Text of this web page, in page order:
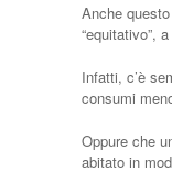
Anche
“equitativo”,
Infatti, c’è
consumi
Oppure che
abitato in